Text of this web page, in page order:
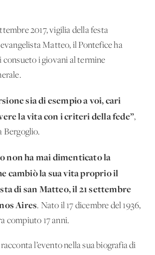
2017, vigilia della festa
Matteo, il Pontefice ha
consueto i giovani al termine
sia di esempio a voi, cari
la vita con i criteri della fede”,
Bergoglio.
non ha mai dimenticato la
cambiò la sua vita proprio il
di san Matteo, il 21 settembre
Aires. Nato il 17 dicembre del 1936,
compiuto 17 anni.
l’evento nella sua biografia di